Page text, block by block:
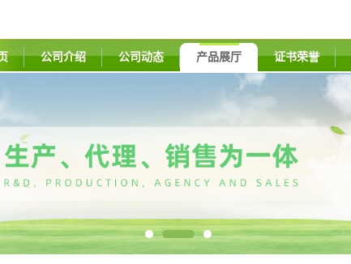
公司介绍 公司动态 产品展厅 证书荣誉